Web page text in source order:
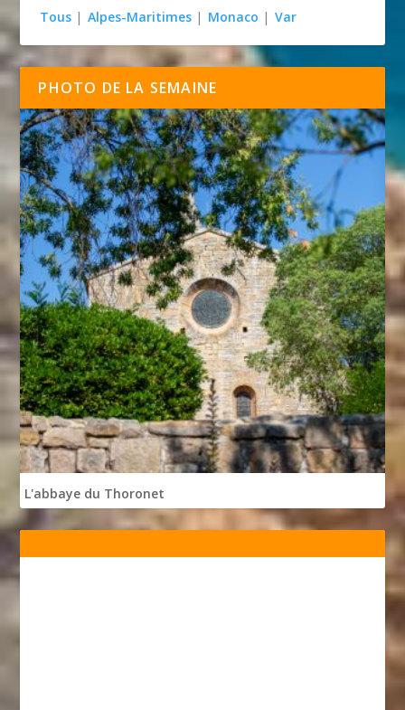
Tous | Alpes-Maritimes | Monaco | Var
PHOTO DE LA SEMAINE
L'abbaye du Thoronet